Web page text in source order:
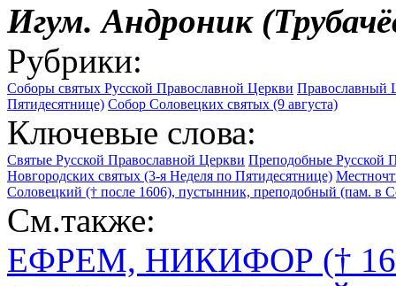
Игум. Андроник
Рубрики:
Соборы святых Русской Православной Церкви Православный
Пятидесятнице) Собор Соловецких святых (9 августа)
Ключевые слова:
Святые Русской Православной Церкви Преподобные Русской
Новгородских святых (3-я Неделя по Пятидесятнице)
Соловецкий († после 1606), пустынник, преподобный (пам. в
См.также:
ЕФРЕМ, НИКИФОР (†